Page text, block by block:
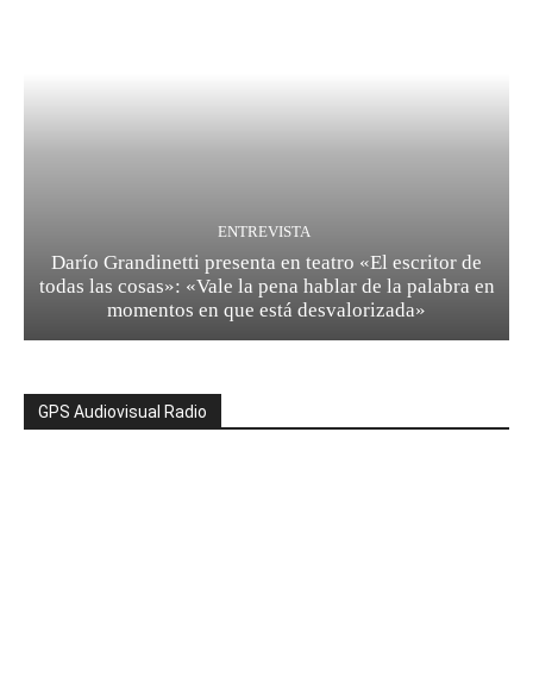
ENTREVISTA
Darío Grandinetti presenta en teatro «El escritor de
todas las cosas»: «Vale la pena hablar de la palabra en
momentos en que está desvalorizada»
GPS Audiovisual Radio